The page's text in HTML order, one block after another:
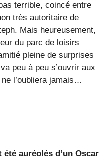
terrible, coincé entre
très autoritaire de
Mais heureusement,
du parc de loisirs
pleine de surprises
peu à peu s’ouvrir aux
l’oubliera jamais…
auréolés d’un Oscar